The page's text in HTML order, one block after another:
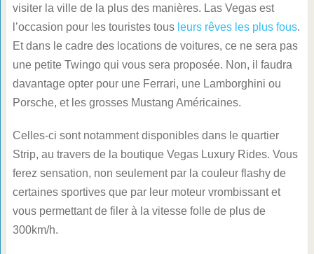
visiter la ville de la plus des manières. Las Vegas est
l’occasion pour les touristes tous leurs rêves les plus fous.
Et dans le cadre des locations de voitures, ce ne sera pas
une petite Twingo qui vous sera proposée. Non, il faudra
davantage opter pour une Ferrari, une Lamborghini ou
Porsche, et les grosses Mustang Américaines.
Celles-ci sont notamment disponibles dans le quartier
Strip, au travers de la boutique Vegas Luxury Rides. Vous
ferez sensation, non seulement par la couleur flashy de
certaines sportives que par leur moteur vrombissant et
vous permettant de filer à la vitesse folle de plus de
300km/h.